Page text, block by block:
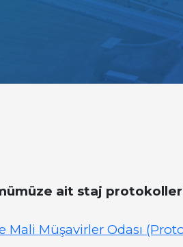
ait staj
Müşavirler Odası